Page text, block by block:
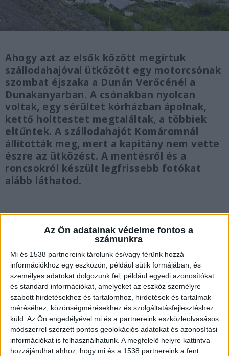
Az Ön adatainak védelme fontos a
számunkra
Mi és 1538 partnereink tárolunk és/vagy férünk hozzá
információkhoz egy eszközön, például sütik formájában, és
személyes adatokat dolgozunk fel, például egyedi azonosítókat
és standard információkat, amelyeket az eszköz személyre
szabott hirdetésekhez és tartalomhoz, hirdetések és tartalmak
méréséhez, közönségmérésekhez és szolgáltatásfejlesztéshez
küld. Az Ön engedélyével mi és a partnereink eszközleolvasásos
módszerrel szerzett pontos geolokációs adatokat és azonosítási
információkat is felhasználhatunk. A megfelelő helyre kattintva
hozzájárulhat ahhoz, hogy mi és a 1538 partnereink a fent
Ahogy azt az elsők között megírtuk
szállodahajóval ütközött egy motorcsónak
szombat éjszaka a Dunán Verőcénél a
Dunakanyarban. A csónakban nyolcan
voltak, egy sérültet kórházban ápolnak,
kettő holttestet megtaláltak, a többiek
eltűntek. A szállodahajót Komáromnál
állították meg, mert a kapitány nem vette
észre az ütközést. A mentésről és a
roncsokról készült legfrissebb fotókat
alább láthatod.
Mentőbúvár keresi az áldozatokat